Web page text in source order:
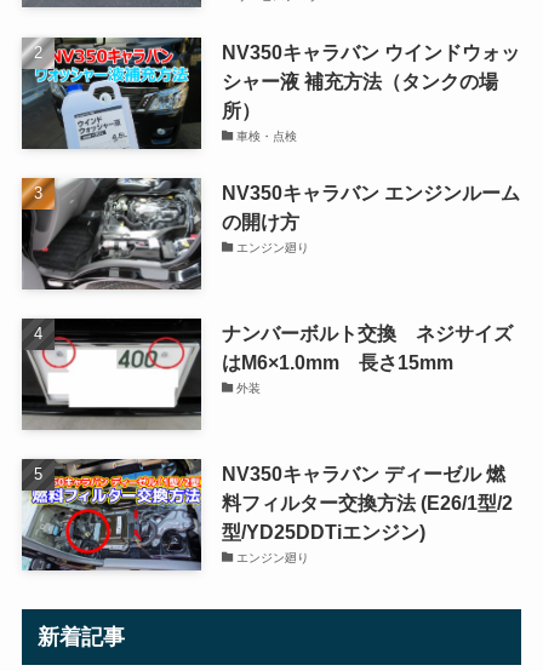
NV350キャラバン ウインドウォッ
シャー液 補充方法（タンクの場
所）
車検・点検
NV350キャラバン エンジンルーム
の開け方
エンジン廻り
ナンバーボルト交換 ネジサイズ
はM6×1.0mm 長さ15mm
外装
NV350キャラバン ディーゼル 燃
料フィルター交換方法 (E26/1型/2
型/YD25DDTiエンジン)
エンジン廻り
新着記事